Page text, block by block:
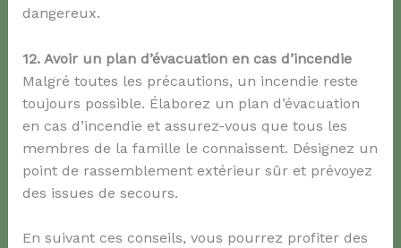
dangereux.
12. Avoir un plan d’évacuation en cas d’incendie
Malgré toutes les précautions, un incendie reste
toujours possible. Élaborez un plan d’évacuation
en cas d’incendie et assurez-vous que tous les
membres de la famille le connaissent. Désignez un
point de rassemblement extérieur sûr et prévoyez
des issues de secours.
En suivant ces conseils, vous pourrez profiter des